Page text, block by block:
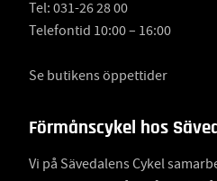
Tel: 031-26 28 00
Telefontid 10:00 – 16:00
Se butikens öppettider
Förmånscykel hos
Vi på Sävedalens Cykel